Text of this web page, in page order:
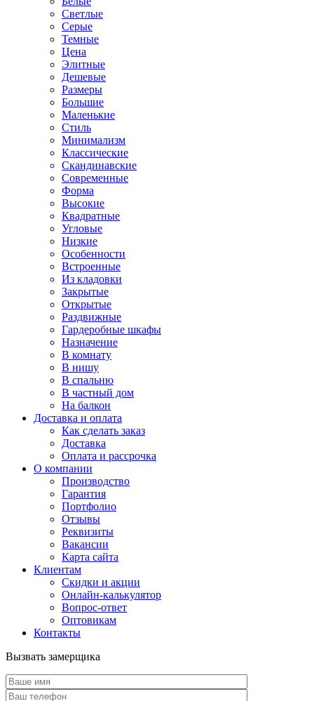
Светлые
Серые
Темные
Цена
Элитные
Дешевые
Размеры
Большие
Маленькие
Стиль
Минимализм
Классические
Скандинавские
Современные
Форма
Высокие
Квадратные
Угловые
Низкие
Особенности
Встроенные
Из кладовки
Закрытые
Открытые
Раздвижные
Гардеробные шкафы
Назначение
В комнату
В нишу
В спальню
В частный дом
На балкон
Доставка и оплата
Как сделать заказ
Доставка
Оплата и рассрочка
О компании
Производство
Гарантия
Портфолио
Отзывы
Реквизиты
Вакансии
Карта сайта
Клиентам
Скидки и акции
Онлайн-калькулятор
Вопрос-ответ
Оптовикам
Контакты
Вызвать замерщика